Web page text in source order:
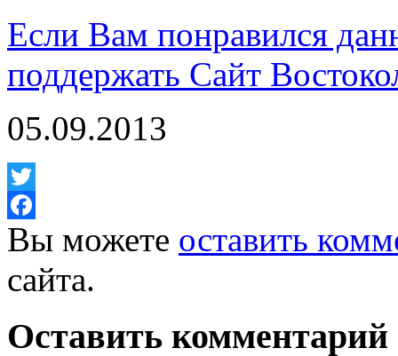
Если Вам понравился
поддержать Сайт
05.09.2013
Twitter
Facebook
Вы можете оставить
сайта.
Оставить комментарий